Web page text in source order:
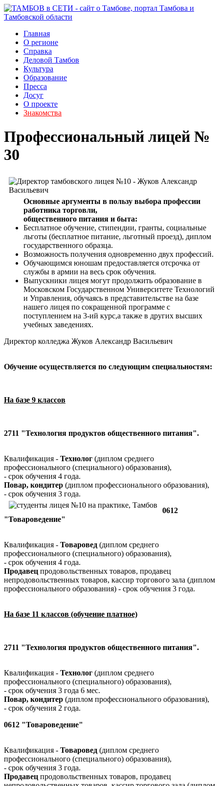
Главная
О регионе
Справка
Деловой Тамбов
Культура
Образование
Пресса
Досуг
О проекте
Знакомства
Профессиональный лицей №
30
Основные аргументы в пользу выбора профессии
работника торговли,
общественного питания и быта:
Бесплатное обучение, стипендии, гранты, социальные
льготы (бесплатное питание, льготный проезд), диплом
государственного образца.
Возможность получения одновременно двух профессий.
Обучающимся юношам предоставляется отсрочка от
службы в армии на весь срок обучения.
Выпускники лицея могут продолжить образование в
Московском Государственном Университете Технологий
и Управления, обучаясь в представительстве на базе
нашего лицея по сокращенной программе с
поступлением на 3-ий курс,а также в других высших
учебных заведениях.
Директор колледжа Жуков Александр Васильевич
Обучение осуществляется по следующим специальностям:
На базе 9 классов
2711 "Технология продуктов общественного питания".
Квалификация - Технолог (диплом среднего
профессионального (специального) образования),
- срок обучения 4 года.
Повар, кондитер (диплом профессионального образования),
- срок обучения 3 года.
0612
"Товароведение"
Квалификация - Товаровед (диплом среднего
профессионального (специального) образования),
- срок обучения 4 года.
Продавец продовольственных товаров, продавец
непродовольственных товаров, кассир торгового зала (диплом
профессионального образования) - срок обучения 3 года.
На базе 11 классов (обучение платное)
2711 "Технология продуктов общественного питания".
Квалификация - Технолог (диплом среднего
профессионального (специального) образования),
- срок обучения 3 года 6 мес.
Повар, кондитер (диплом профессионального образования),
- срок обучения 2 года.
0612 "Товароведение"
Квалификация - Товаровед (диплом среднего
профессионального (специального) образования),
- срок обучения 3 года.
Продавец продовольственных товаров, продавец